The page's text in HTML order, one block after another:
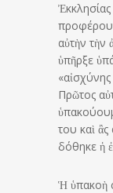
αὐτὴν τὴν
ὑπῆρξε
Πρῶτος
του καὶ
δόθηκε ἡ
Ἡ ὑπακοὴ